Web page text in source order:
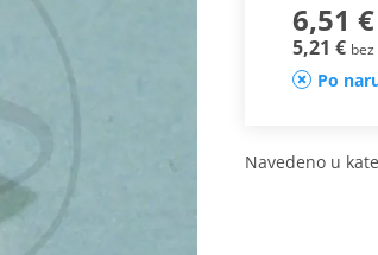
6,51 €
5,21 € bez
Po
Navedeno u